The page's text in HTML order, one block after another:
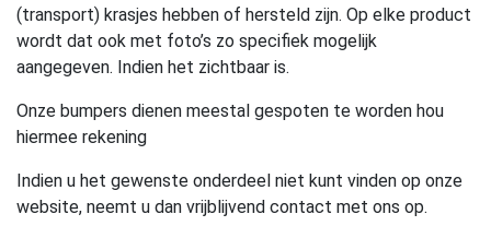
(transport) krasjes hebben of hersteld zijn. Op elke product
wordt dat ook met foto’s zo specifiek mogelijk
aangegeven. Indien het zichtbaar is.
Onze bumpers dienen meestal gespoten te worden hou
hiermee rekening
Indien u het gewenste onderdeel niet kunt vinden op onze
website, neemt u dan vrijblijvend contact met ons op.